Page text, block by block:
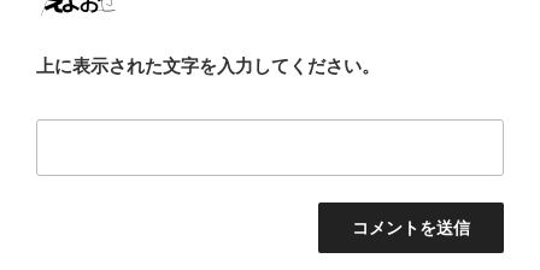
上に表示された文字を入力してください。